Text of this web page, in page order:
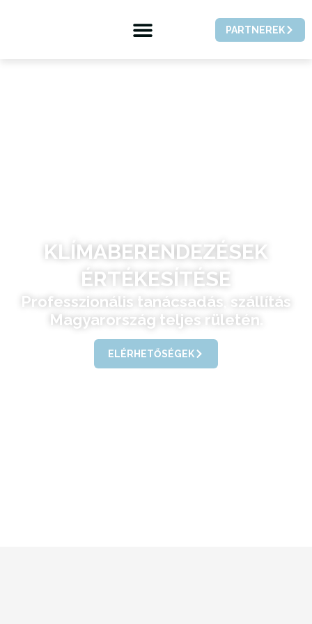
PARTNEREK
KLÍMABERENDEZÉSEK
ÉRTÉKESÍTÉSE
Professzionális tanácsadás
szállítás
Magyarország teljes rületén.
ELÉRHETŐSÉGEK